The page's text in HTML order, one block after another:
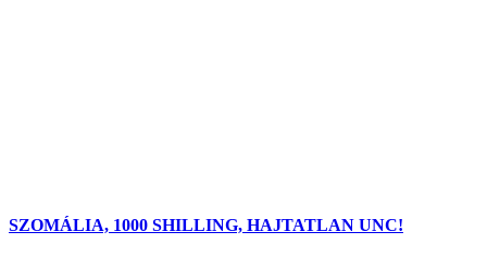
SZOMÁLIA, 1000 SHILLING, HAJTATLAN UNC!